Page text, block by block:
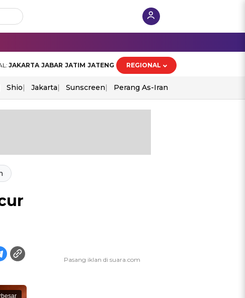
JAKARTA JABAR JATIM JATENG REGIONAL
Shio Jakarta Sunscreen Perang As-Iran